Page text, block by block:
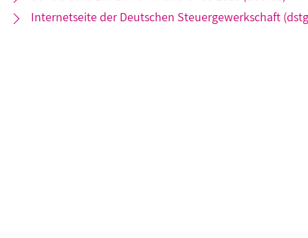
Internetseite der Deutschen Steuergewerkschaft